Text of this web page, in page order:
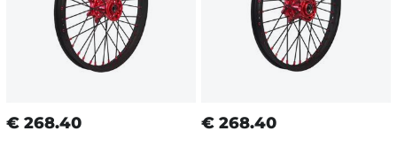
€ 268.40 € 268.40